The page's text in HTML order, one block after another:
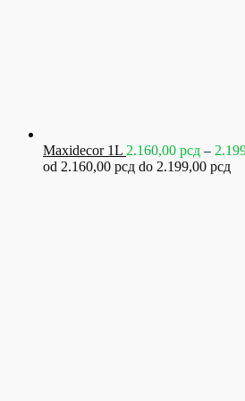
Maxidecor 1L 2.160,00 рсд –
od 2.160,00 рсд do 2.199,00 рсд